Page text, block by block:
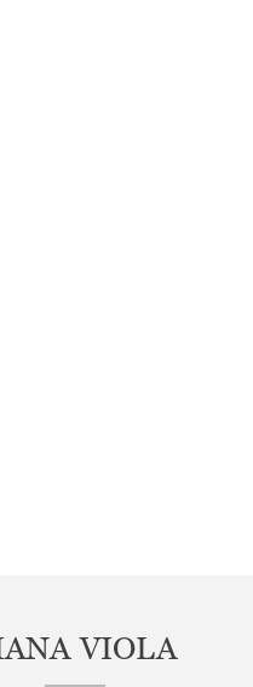
VIOLA